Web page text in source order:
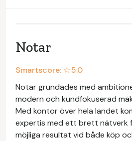
Notar
Smartscore: ☆5.0
Notar grundades med
modern och kundfokuserad
Med kontor över hela landet
expertis med ett brett nätverk
möjliga resultat vid både köp